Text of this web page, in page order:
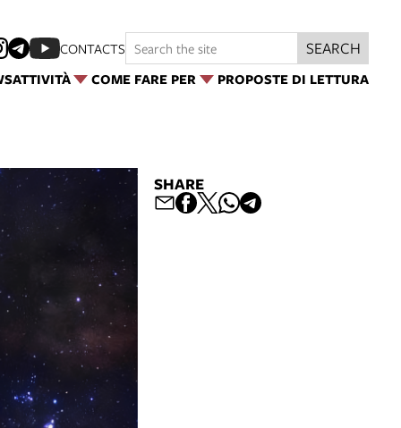
ATTIVITÀ COME FARE PER PROPOSTE DI LETTURA
CONTACTS SEARCH
SHARE